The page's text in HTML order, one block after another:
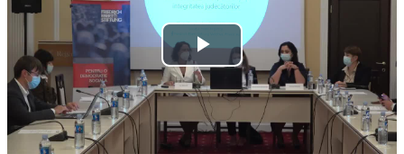
Play
Video